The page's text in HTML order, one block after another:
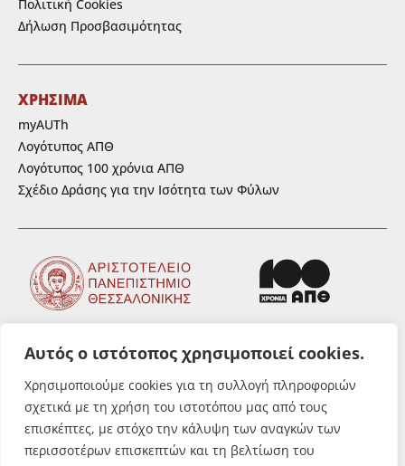
Αυτός ο ιστότοπος χρησιμοποιεί cookies.
Χρησιμοποιούμε cookies για τη συλλογή πληροφοριών
σχετικά με τη χρήση του ιστοτόπου μας από τους
επισκέπτες, με στόχο την κάλυψη των αναγκών των
περισσοτέρων επισκεπτών και τη βελτίωση του
Πολιτική Cookies
Δήλωση Προσβασιμότητας
ΧΡΗΣΙΜΑ
myAUTh
Λογότυπος ΑΠΘ
Λογότυπος 100 χρόνια ΑΠΘ
Σχέδιο Δράσης για την Ισότητα των Φύλων